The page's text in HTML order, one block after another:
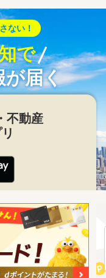
ない！
で
が届く
不動産